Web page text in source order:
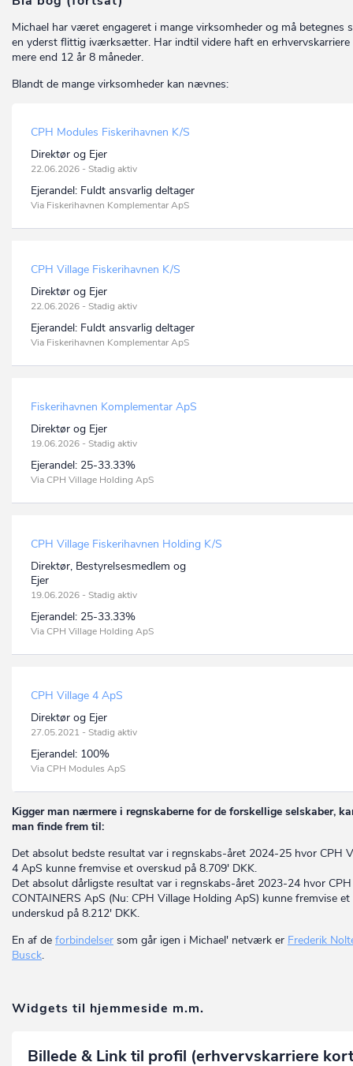
Michael har været engageret i mange virksomheder og må betegnes
en yderst flittig iværksætter. Har indtil videre haft en erhvervskarriere
mere end 12 år 8 måneder.
Blandt de mange virksomheder kan nævnes:
CPH Modules Fiskerihavnen K/S
Direktør og Ejer
22.06.2026 - Stadig aktiv
Ejerandel: Fuldt ansvarlig deltager
Via Fiskerihavnen Komplementar ApS
CPH Village Fiskerihavnen K/S
Direktør og Ejer
22.06.2026 - Stadig aktiv
Ejerandel: Fuldt ansvarlig deltager
Via Fiskerihavnen Komplementar ApS
Fiskerihavnen Komplementar ApS
Direktør og Ejer
19.06.2026 - Stadig aktiv
Ejerandel: 25-33.33%
Via CPH Village Holding ApS
CPH Village Fiskerihavnen Holding K/S
Direktør, Bestyrelsesmedlem og
Ejer
19.06.2026 - Stadig aktiv
Ejerandel: 25-33.33%
Via CPH Village Holding ApS
CPH Village 4 ApS
Direktør og Ejer
27.05.2021 - Stadig aktiv
Ejerandel: 100%
Via CPH Modules ApS
Kigger man nærmere i regnskaberne for de forskellige selskaber,
man finde frem til:
Det absolut bedste resultat var i regnskabs-året 2024-25 hvor CPH
4 ApS kunne fremvise et overskud på 8.709' DKK.
Det absolut dårligste resultat var i regnskabs-året 2023-24 hvor CPH
CONTAINERS ApS (Nu: CPH Village Holding ApS) kunne fremvise et
underskud på 8.212' DKK.
En af de forbindelser som går igen i Michael' netværk er Frederik
Busck.
Widgets til hjemmeside m.m.
Billede & Link til profil (erhvervskarriere